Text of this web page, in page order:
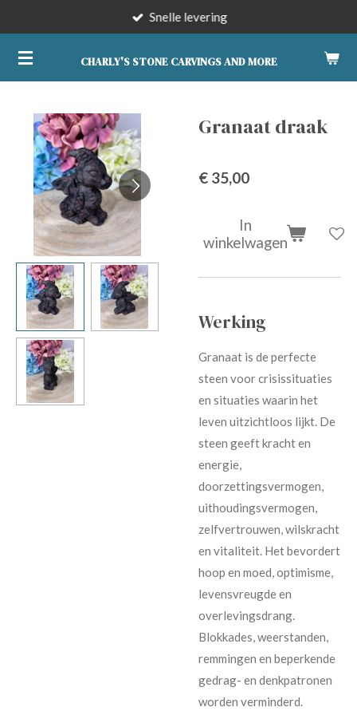
naar
de
CHARLY'S STONE CARVINGS AND MORE
Snelle levering
Granaat draak
€ 35,00
In
winkelwagen
Werking
Granaat is de perfecte
steen voor crisissituaties
en situaties waarin het
leven uitzichtloos lijkt. De
steen geeft kracht en
energie,
doorzettingsvermogen,
uithoudingsvermogen,
zelfvertrouwen, wilskracht
en vitaliteit. Het bevordert
hoop en moed, optimisme,
levensvreugde en
overlevingsdrang.
Blokkades, weerstanden,
remmingen en beperkende
gedrag- en denkpatronen
worden verminderd.